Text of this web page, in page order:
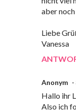
aber
Liebe
Vanessa
Anonym
Hallo ihr
Also ich